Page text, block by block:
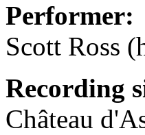
Performer:
Scott Ross
Recording
Château